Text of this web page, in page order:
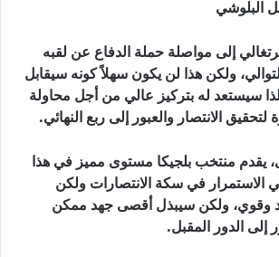
البلوشي
إلى مواصلة حملة الدفاع عن لقبه
ولكن هذا لن يكون سهلاً كونه سيقابل
سيستعد له بتركيز عالي من أجل محاولة
الانتصار والعبور إلى ربع النهائي.
يقدم منتخب بلجيكا مستوى مميز في هذا
الاستمرار في سكة الانتصارات ولكن
وقوي، ولكن سيبذل أقصى جهد ممكن
الدور المقبل.